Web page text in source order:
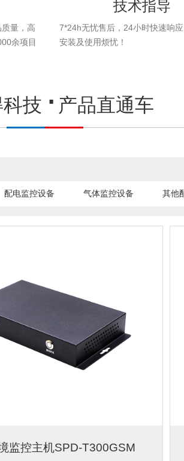
量，高
余项目
技术指导
7*24h无忧售后，24小时快速响
安装及使用烦忧！
技 产品直通车
配电监控设备 气体监控设备 其他
监控主机SPD-T300GSM